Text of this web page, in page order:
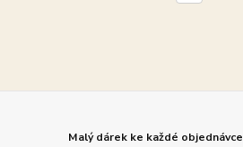
Malý dárek ke každé objednávce